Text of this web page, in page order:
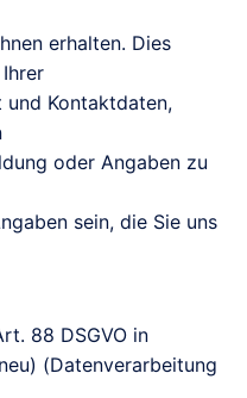
erhalten. Dies
und Kontaktdaten,
oder Angaben zu
sein, die Sie uns
88 DSGVO in
(Datenverarbeitung